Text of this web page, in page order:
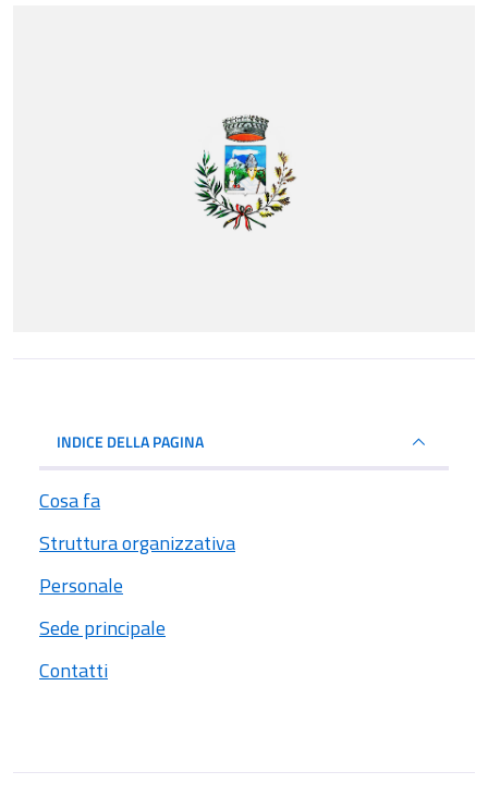
INDICE DELLA PAGINA
Cosa fa
Struttura organizzativa
Personale
Sede principale
Contatti